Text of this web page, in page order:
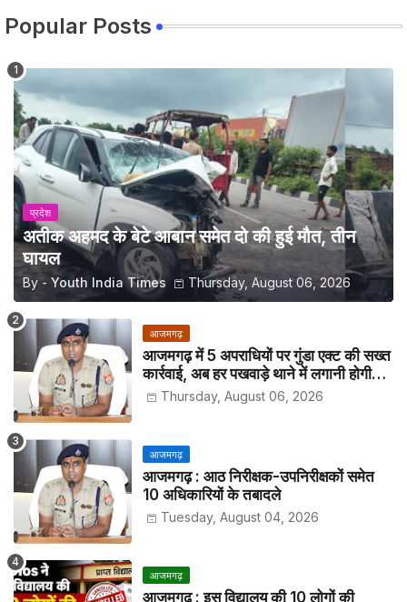
Popular Posts
प्रदेश
अतीक अहमद के बेटे आबान समेत दो की हुई मौत, तीन
घायल
By - Youth India Times Thursday, August 06, 2026
आजमगढ़
आजमगढ़ में 5 अपराधियों पर गुंडा एक्ट की सख्त
कार्रवाई, अब हर पखवाड़े थाने में लगानी होगी
हाजिरीThursday, August 06, 2026
आजमगढ़
आजमगढ़ : आठ निरीक्षक-उपनिरीक्षकों समेत
10 अधिकारियों के तबादले
Tuesday, August 04, 2026
आजमगढ़
आजमगढ़ : इस विद्यालय की 10 लोगों की